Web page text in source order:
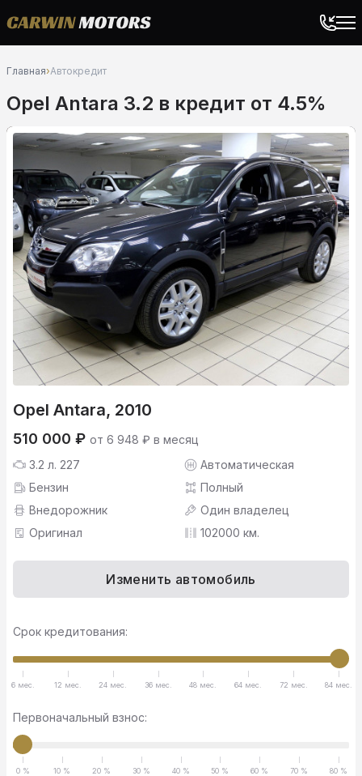
Главная›Автокредит
Opel Antara 3.2 в кредит от 4.5%
Opel Antara, 2010
510 000 ₽ от 6 948 ₽ в месяц
3.2 л. 227
Автоматическая
Бензин
Полный
Внедорожник
Один владелец
Оригинал
102000 км.
Изменить автомобиль
Срок кредитования:
6 мес. 12 мес. 24 мес. 36 мес. 48 мес. 64 мес. 72 мес. 84 мес.
Первоначальный взнос:
0 % 10 % 20 % 30 % 40 % 50 % 60 % 70 % 80 %